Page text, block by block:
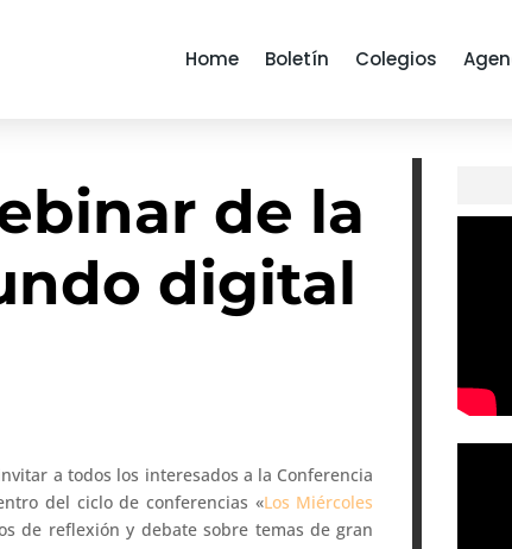
Home Boletín Colegios
de la
digital
a todos los interesados a la Conferencia
del ciclo de conferencias «Los Miércoles
de reflexión y debate sobre temas de gran